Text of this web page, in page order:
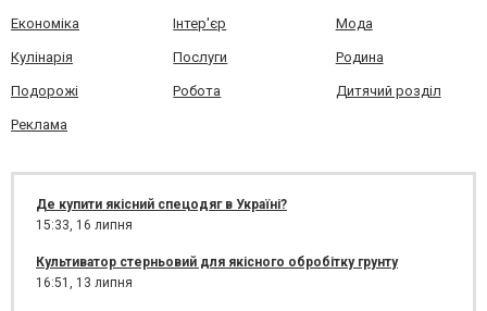
Економіка Інтер'єр Мода
Кулінарія Послуги Родина
Подорожі Робота Дитячий розділ
Реклама
Де купити якісний спецодяг в Україні?
15:33, 16 липня
Культиватор стерньовий для якісного обробітку грунту
16:51, 13 липня